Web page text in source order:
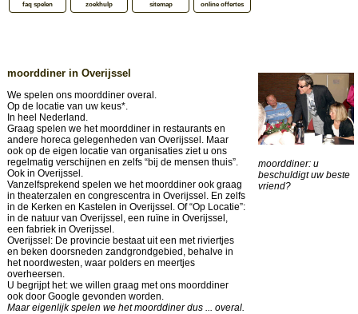
faq spelen zoekhulp sitemap online offertes
moorddiner in Overijssel
We spelen ons moorddiner overal.
Op de locatie van uw keus*.
In heel Nederland.
Graag spelen we het moorddiner in restaurants en
andere horeca gelegenheden van Overijssel. Maar
ook op de eigen locatie van organisaties ziet u ons
regelmatig verschijnen en zelfs “bij de mensen thuis”.
Ook in Overijssel.
Vanzelfsprekend spelen we het moorddiner ook graag
in theaterzalen en congrescentra in Overijssel. En zelfs
in de Kerken en Kastelen in Overijssel. Of “Op Locatie”:
in de natuur van Overijssel, een ruïne in Overijssel,
een fabriek in Overijssel.
Overijssel: De provincie bestaat uit een met riviertjes
en beken doorsneden zandgrondgebied, behalve in
het noordwesten, waar polders en meertjes
overheersen.
U begrijpt het: we willen graag met ons moorddiner
ook door Google gevonden worden.
Maar eigenlijk spelen we het moorddiner dus ... overal.
moorddiner: u
beschuldigt uw beste
vriend?